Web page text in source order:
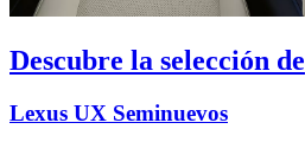
Descubre la selección de
Lexus UX Seminuevos